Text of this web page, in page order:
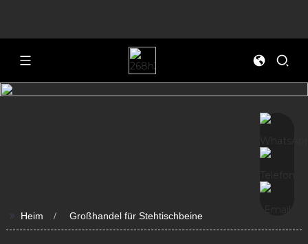
>> Heim Großhandel für Stehtischbeine